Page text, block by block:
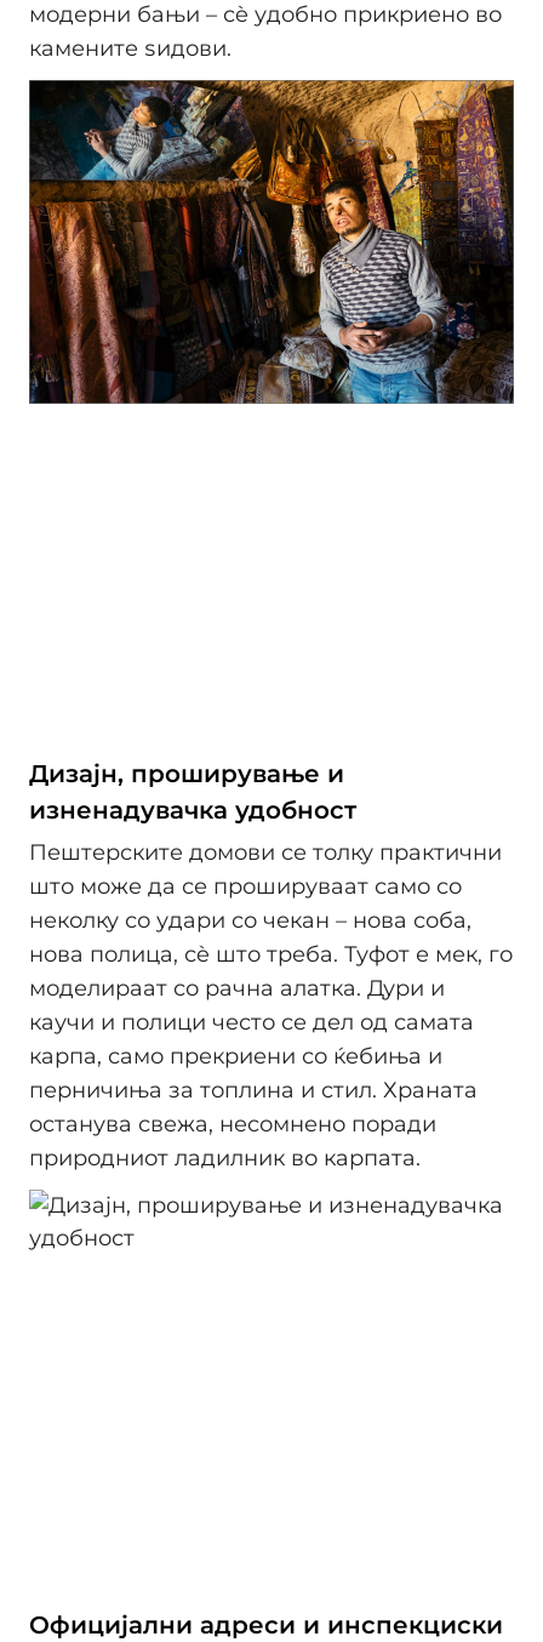
модерни бањи – сè удобно прикриено во
камените ѕидови.
Дизајн, проширување и
изненадувачка удобност
Пештерските домови се толку практични
што може да се прошируваат само со
неколку со удари со чекан – нова соба,
нова полица, сè што треба. Туфот е мек, го
моделираат со рачна алатка. Дури и
каучи и полици често се дел од самата
карпа, само прекриени со ќебиња и
перничиња за топлина и стил. Храната
останува свежа, несомнено поради
природниот ладилник во карпата.
Официјални адреси и инспекциски